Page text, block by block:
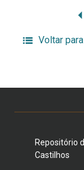
Voltar
Repositório
Castilhos